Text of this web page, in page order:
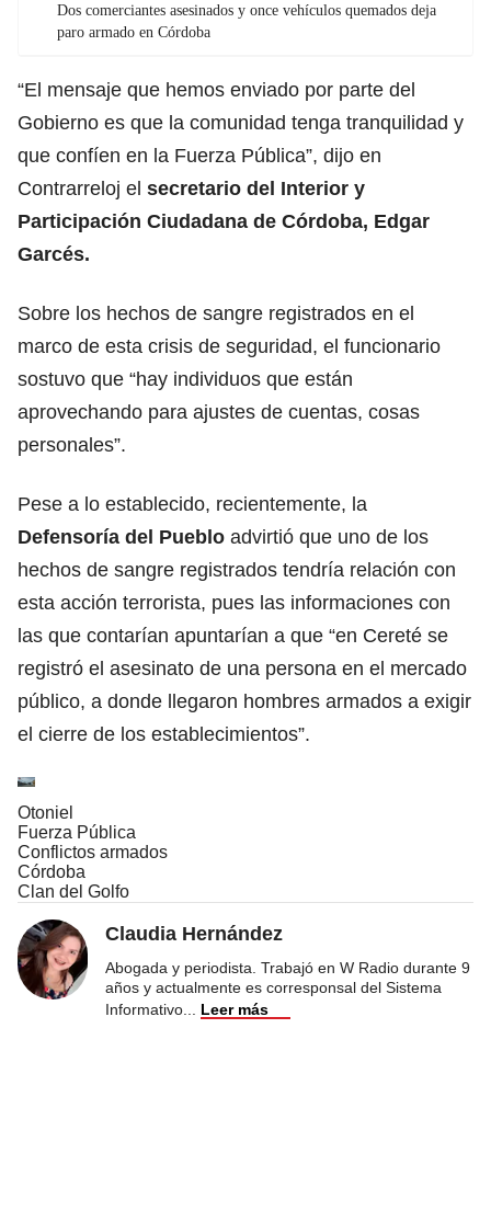
Dos comerciantes asesinados y once vehículos quemados deja
paro armado en Córdoba
“El mensaje que hemos enviado por parte del
Gobierno es que la comunidad tenga tranquilidad y
que confíen en la Fuerza Pública”, dijo en
Contrarreloj el secretario del Interior y
Participación Ciudadana de Córdoba, Edgar
Garcés.
Sobre los hechos de sangre registrados en el
marco de esta crisis de seguridad, el funcionario
sostuvo que “hay individuos que están
aprovechando para ajustes de cuentas, cosas
personales”.
Pese a lo establecido, recientemente, la
Defensoría del Pueblo advirtió que uno de los
hechos de sangre registrados tendría relación con
esta acción terrorista, pues las informaciones con
las que contarían apuntarían a que “en Cereté se
registró el asesinato de una persona en el mercado
público, a donde llegaron hombres armados a exigir
el cierre de los establecimientos”.
Otoniel
Fuerza Pública
Conflictos armados
Córdoba
Clan del Golfo
Claudia Hernández
Abogada y periodista. Trabajó en W Radio durante 9
años y actualmente es corresponsal del Sistema
Informativo
Leer más